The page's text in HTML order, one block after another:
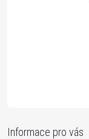
Informace pro vás